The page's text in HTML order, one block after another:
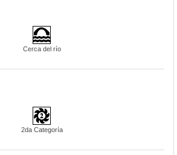
Cerca del río
2da Categoría